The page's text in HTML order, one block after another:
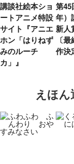
講談社絵本ショ
ートアニメ特設
サイト『アニエ
ホン「はりねず
みのルーチ
カ」』
第45
年）
新人
〔
作決
えほ